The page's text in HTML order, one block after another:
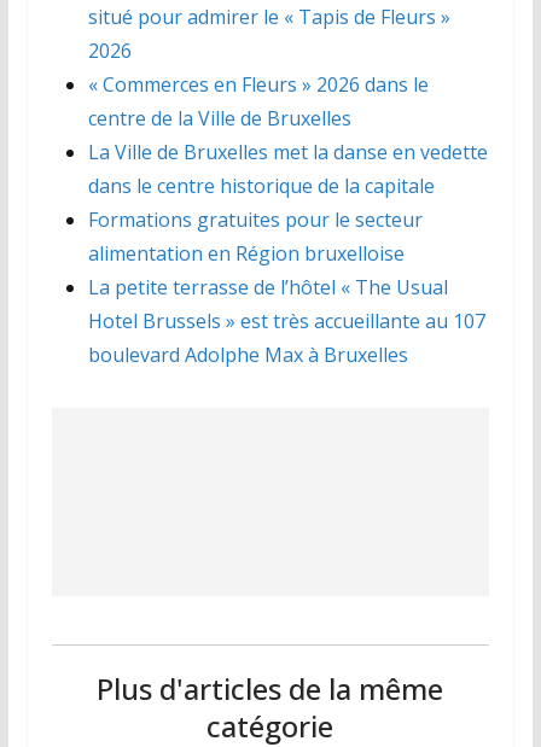
situé pour admirer le « Tapis de Fleurs »
2026
« Commerces en Fleurs » 2026 dans le
centre de la Ville de Bruxelles
La Ville de Bruxelles met la danse en vedette
dans le centre historique de la capitale
Formations gratuites pour le secteur
alimentation en Région bruxelloise
La petite terrasse de l’hôtel « The Usual
Hotel Brussels » est très accueillante au 107
boulevard Adolphe Max à Bruxelles
Plus d'articles de la même
catégorie